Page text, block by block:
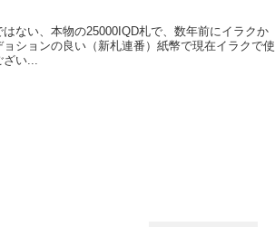
ない、本物の25000IQD札で、数年前にイラクか
ションの良い（新札連番）紙幣で現在イラクで使
ざい...